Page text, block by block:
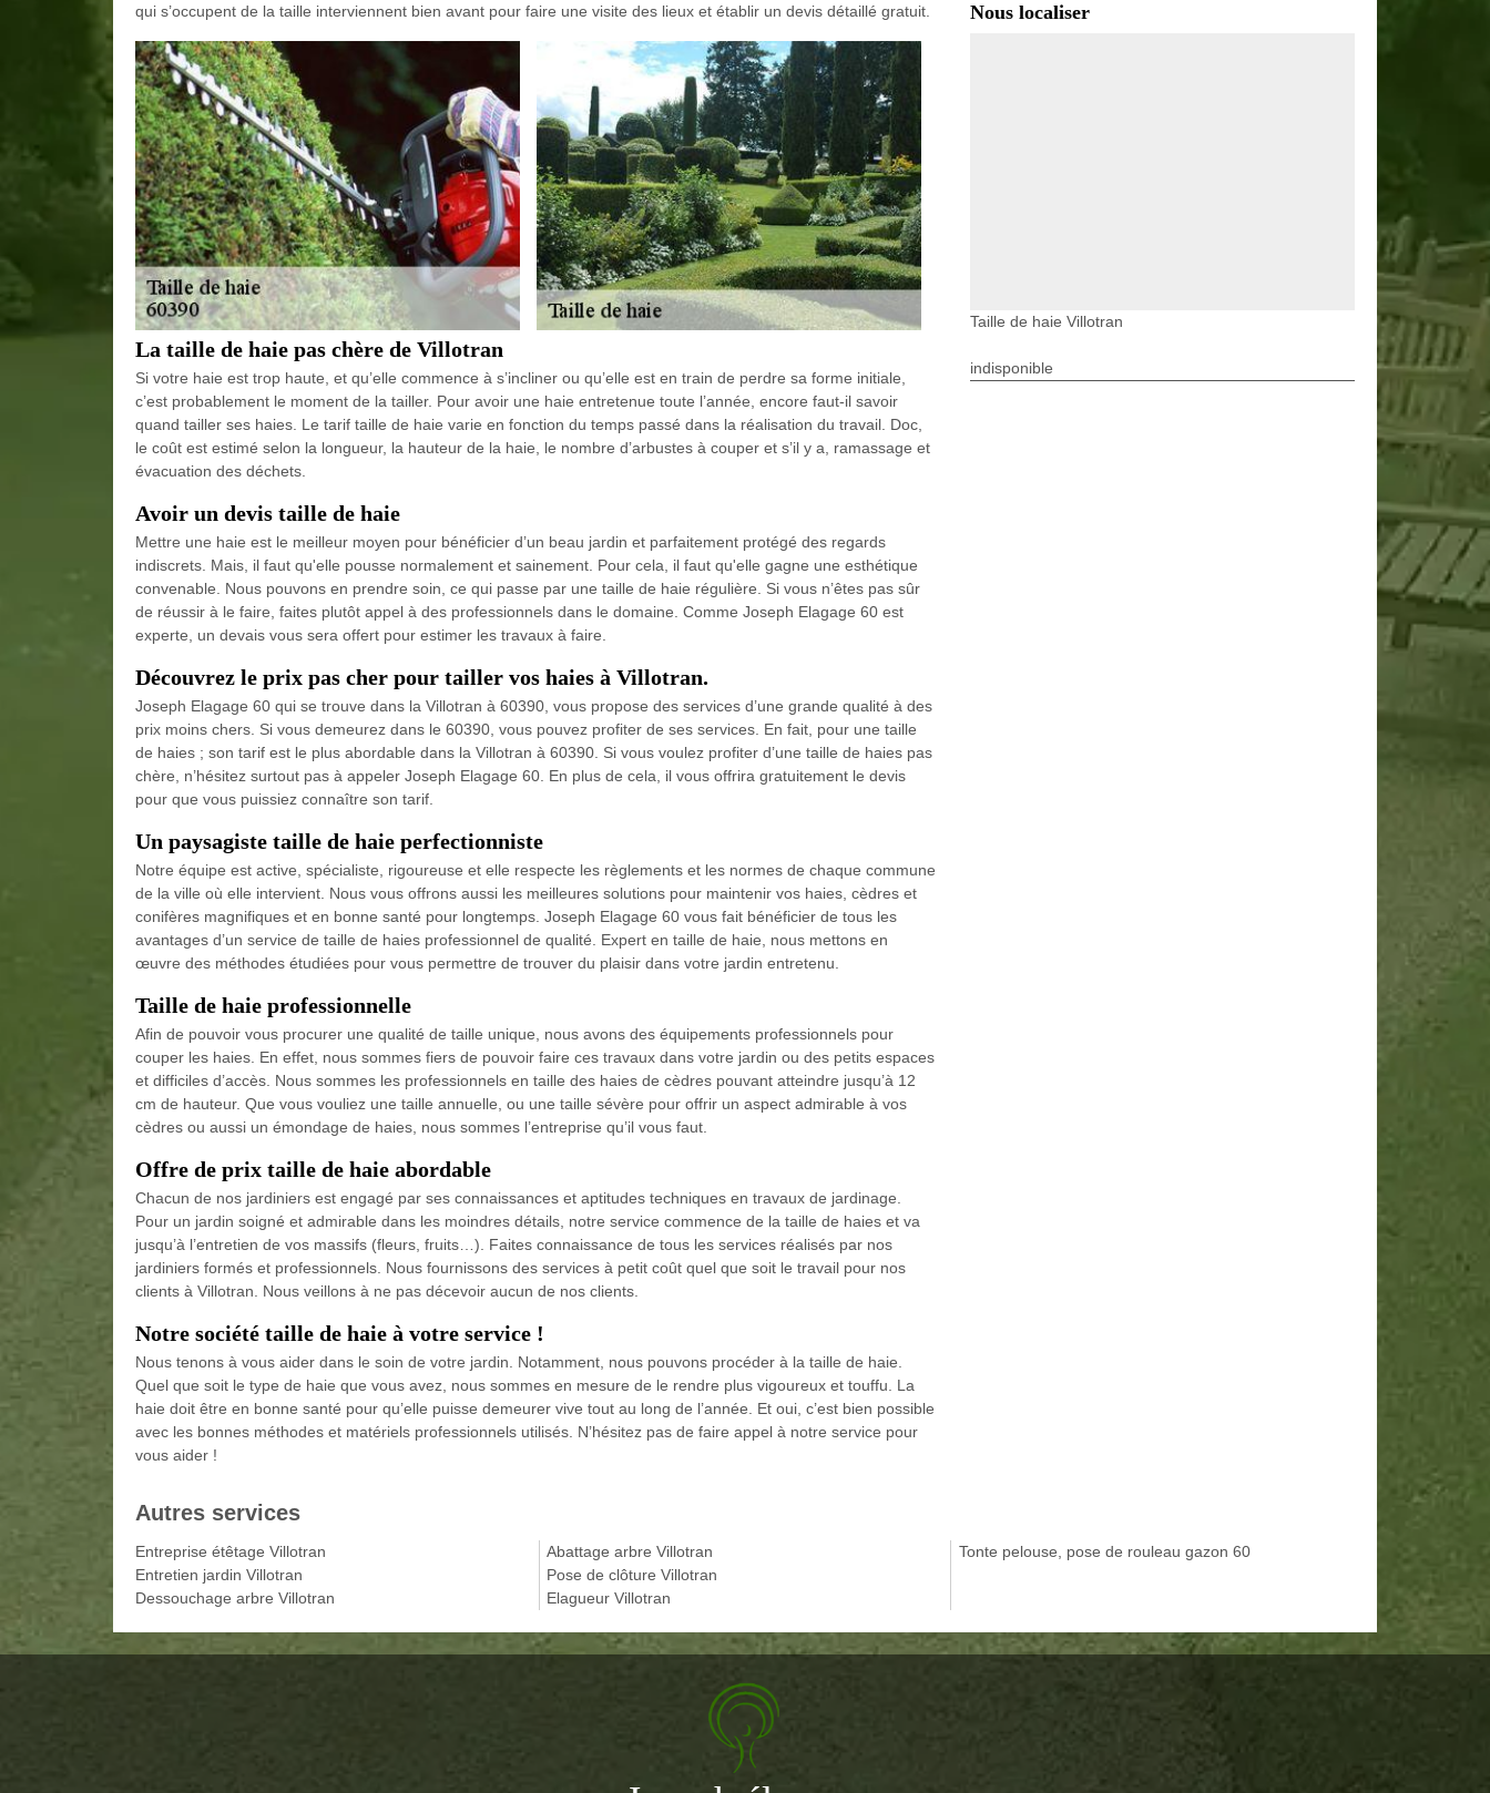
qui s’occupent de la taille interviennent bien avant pour faire une visite des lieux et établir un devis détaillé gratuit.
La taille de haie pas chère de Villotran
Si votre haie est trop haute, et qu’elle commence à s’incliner ou qu’elle est en train de perdre sa forme initiale,
c’est probablement le moment de la tailler. Pour avoir une haie entretenue toute l’année, encore faut-il savoir
quand tailler ses haies. Le tarif taille de haie varie en fonction du temps passé dans la réalisation du travail. Doc,
le coût est estimé selon la longueur, la hauteur de la haie, le nombre d’arbustes à couper et s’il y a, ramassage et
évacuation des déchets.
Avoir un devis taille de haie
Mettre une haie est le meilleur moyen pour bénéficier d’un beau jardin et parfaitement protégé des regards
indiscrets. Mais, il faut qu'elle pousse normalement et sainement. Pour cela, il faut qu'elle gagne une esthétique
convenable. Nous pouvons en prendre soin, ce qui passe par une taille de haie régulière. Si vous n’êtes pas sûr
de réussir à le faire, faites plutôt appel à des professionnels dans le domaine. Comme Joseph Elagage 60 est
experte, un devais vous sera offert pour estimer les travaux à faire.
Découvrez le prix pas cher pour tailler vos haies à Villotran.
Joseph Elagage 60 qui se trouve dans la Villotran à 60390, vous propose des services d’une grande qualité à des
prix moins chers. Si vous demeurez dans le 60390, vous pouvez profiter de ses services. En fait, pour une taille
de haies ; son tarif est le plus abordable dans la Villotran à 60390. Si vous voulez profiter d’une taille de haies pas
chère, n’hésitez surtout pas à appeler Joseph Elagage 60. En plus de cela, il vous offrira gratuitement le devis
pour que vous puissiez connaître son tarif.
Un paysagiste taille de haie perfectionniste
Notre équipe est active, spécialiste, rigoureuse et elle respecte les règlements et les normes de chaque commune
de la ville où elle intervient. Nous vous offrons aussi les meilleures solutions pour maintenir vos haies, cèdres et
conifères magnifiques et en bonne santé pour longtemps. Joseph Elagage 60 vous fait bénéficier de tous les
avantages d’un service de taille de haies professionnel de qualité. Expert en taille de haie, nous mettons en
œuvre des méthodes étudiées pour vous permettre de trouver du plaisir dans votre jardin entretenu.
Taille de haie professionnelle
Afin de pouvoir vous procurer une qualité de taille unique, nous avons des équipements professionnels pour
couper les haies. En effet, nous sommes fiers de pouvoir faire ces travaux dans votre jardin ou des petits espaces
et difficiles d’accès. Nous sommes les professionnels en taille des haies de cèdres pouvant atteindre jusqu’à 12
cm de hauteur. Que vous vouliez une taille annuelle, ou une taille sévère pour offrir un aspect admirable à vos
cèdres ou aussi un émondage de haies, nous sommes l’entreprise qu’il vous faut.
Offre de prix taille de haie abordable
Chacun de nos jardiniers est engagé par ses connaissances et aptitudes techniques en travaux de jardinage.
Pour un jardin soigné et admirable dans les moindres détails, notre service commence de la taille de haies et va
jusqu’à l’entretien de vos massifs (fleurs, fruits…). Faites connaissance de tous les services réalisés par nos
jardiniers formés et professionnels. Nous fournissons des services à petit coût quel que soit le travail pour nos
clients à Villotran. Nous veillons à ne pas décevoir aucun de nos clients.
Notre société taille de haie à votre service !
Nous tenons à vous aider dans le soin de votre jardin. Notamment, nous pouvons procéder à la taille de haie.
Quel que soit le type de haie que vous avez, nous sommes en mesure de le rendre plus vigoureux et touffu. La
haie doit être en bonne santé pour qu’elle puisse demeurer vive tout au long de l’année. Et oui, c’est bien possible
avec les bonnes méthodes et matériels professionnels utilisés. N’hésitez pas de faire appel à notre service pour
vous aider !
Nous localiser
Taille de haie Villotran
indisponible
Autres services
Entreprise étêtage Villotran
Entretien jardin Villotran
Dessouchage arbre Villotran
Abattage arbre Villotran
Pose de clôture Villotran
Elagueur Villotran
Tonte pelouse, pose de rouleau gazon 60